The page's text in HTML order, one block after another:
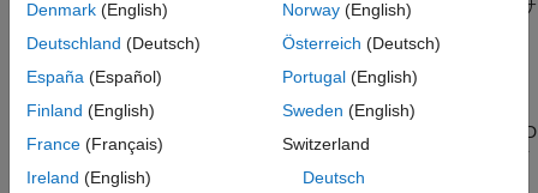
または URL パスを指定します。MDF ファイル自体はリモート サ
mdfSaveAttachment
れる添付ファイルはローカル ファイルです。
mdfSaveAttachment(___, Attachment=attachmentID
ァイルの数値インデックスまたは文字列名を示す添付ファイル ID
で指定された添付ファイルのみを保存します。配列内の複数のイ
ンデックスまたは文字列を指定します。
Denmark (English)
Deutschland (Deutsch)
España (Español)
Finland (English)
France (Français)
Ireland (English)
Norway(English)
Österreich (Deutsch)
Portugal(English)
Sweden (English)
Switzerland
Deutsch